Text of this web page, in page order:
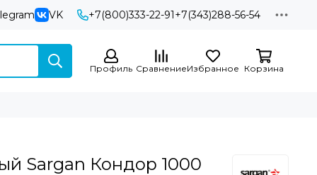
VK +7(800)333-22-91+7(343)288-56-54
Профиль СравнениеИзбранное Корзина
Sargan Кондор 1000